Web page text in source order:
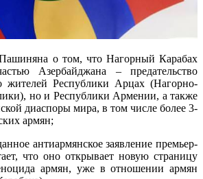
о том, что Нагорный Карабах
Азербайджана – предательство
жителей Республики Арцах (Нагорно-
но и Республики Армении, а также
диаспоры мира, в том числе более 3-
армян;
антиармянское заявление премьер-
что оно открывает новую страницу
армян, уже в отношении армян